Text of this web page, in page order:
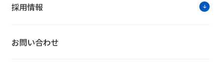
採用情報
お問い合わせ